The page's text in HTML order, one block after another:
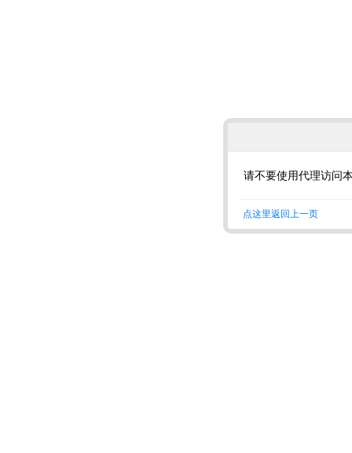
请不要使用代理访问
点这里返回上一页